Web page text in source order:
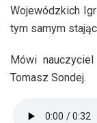
Wojewódzkich
tym samym
Mówi
Tomasz Sondej.